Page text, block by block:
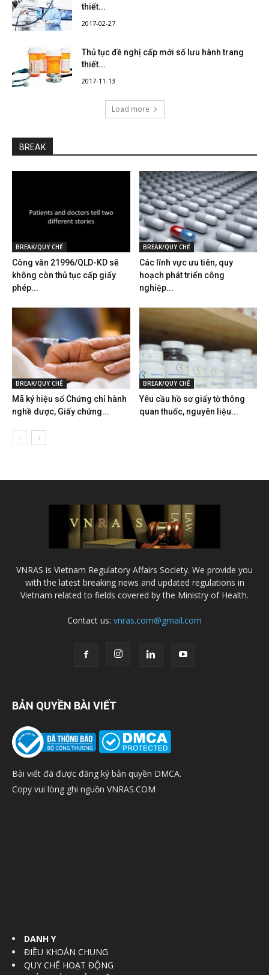
thiết...
2017-02-27
Thủ tục đề nghị cấp mới số lưu hành trang
thiết...
2017-11-13
Load more
BREAK
BREAK/QUY CHẾ
Công văn 21996/QLD-KD sẽ
không còn thủ tục cấp giấy
phép...
BREAK/QUY CHẾ
Các lĩnh vực ưu tiên, quy
hoạch phát triển công
nghiệp...
BREAK/QUY CHẾ
Mã ký hiệu số Chứng chỉ hành
nghề dược, Giấy chứng...
BREAK/QUY CHẾ
Yêu cầu hồ sơ giấy tờ thông
quan thuốc, nguyên liệu...
VNRAS is Vietnam Regulatory Affairs Society. We provide you
with the latest breaking news and updated regulations in
Vietnam related to fields covered by the Ministry of Health.
Contact us: vnras.com@gmail.com
BẢN QUYỀN BÀI VIẾT
Bài viết đã được đăng ký bản quyền DMCA.
Copy vui lòng ghi nguồn VNRAS.COM
DANH Y
ĐIỀU KHOẢN CHUNG
QUY CHẾ HOẠT ĐỘNG